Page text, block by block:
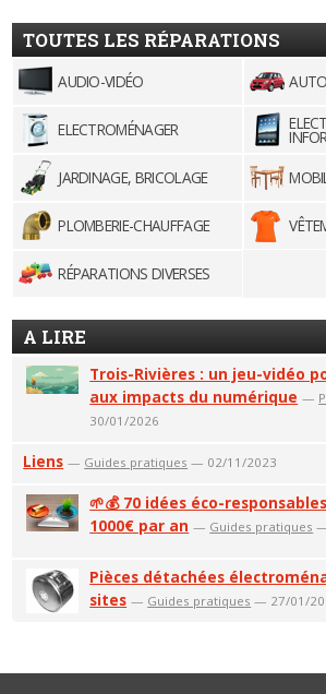
TOUTES LES RÉPARATIONS
AUDIO-VIDÉO
ELECTROMÉNAGER
JARDINAGE, BRICOLAGE
PLOMBERIE-CHAUFFAGE
RÉPARATIONS DIVERSES
A LIRE
Trois-Rivières : un jeu-vidéo
aux impacts du numérique —
30/01/2026
Liens — Guides pratiques — 02/11/2023
🌱💰 70 idées éco-
1000€ par an — Guides pratiques
Pièces détachées
sites — Guides pratiques — 27/01/